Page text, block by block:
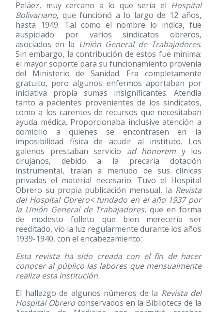
Peláez, muy cercano a lo que sería el Hospital
Bolivariano, que funcionó a lo largo de 12 años,
hasta 1949. Tal como el nombre lo indica, fue
auspiciado por varios sindicatos obreros,
asociados en la Unión General de Trabajadores.
Sin embargo, la contribución de estos fue mínima:
el mayor soporte para su funcionamiento provenía
del Ministerio de Sanidad. Era completamente
gratuito, pero algunos enfermos aportaban por
iniciativa propia sumas insignificantes. Atendía
tanto a pacientes provenientes de los sindicatos,
como a los carentes de recursos que necesitaban
ayuda médica. Proporcionaba inclusive atención a
domicilio a quienes se encontrasen en la
imposibilidad física de acudir al instituto. Los
galenos prestaban servicio ad honorem y los
cirujanos, debido a la precaria dotación
instrumental, traían a menudo de sus clínicas
privadas el material necesario. Tuvo el Hospital
Obrero su propia publicación mensual, la Revista
del Hospital Obrero< fundado en el año 1937 por
la Unión General de Trabajadores, que en forma
de modesto folleto que bien merecería ser
reeditado, vio la luz regularmente durante los años
1939-1940, con el encabezamiento:
Esta revista ha sido creada con el fin de hacer
conocer al público las labores que mensualmente
realiza esta institución.
El hallazgo de algunos números de la Revista del
Hospital Obreroconservados en la Biblioteca de la